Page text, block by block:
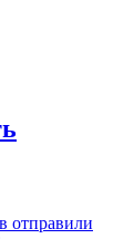
отправили